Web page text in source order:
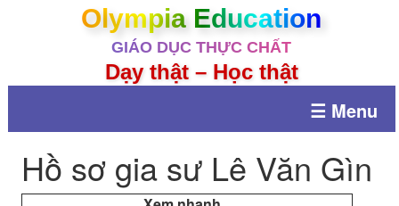
Olympia Education
GIÁO DỤC THỰC CHẤT
Dạy thật – Học thật
☰ Menu
Hồ sơ gia sư Lê Văn Gìn